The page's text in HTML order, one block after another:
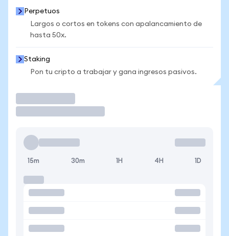
Perpetuos
Largos o cortos en tokens con apalancamiento de
hasta 50x.
Staking
Pon tu cripto a trabajar y gana ingresos pasivos.
15m 30m 1H 4H 1D